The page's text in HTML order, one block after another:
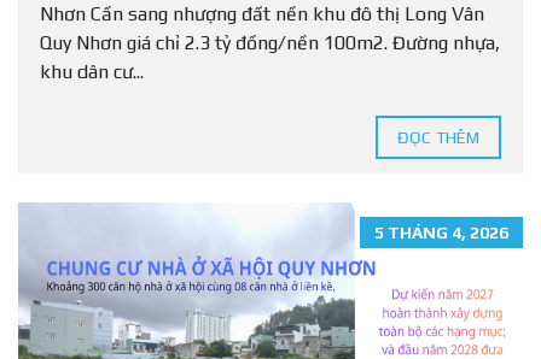
Nhơn Cần sang nhượng đất nền khu đô thị Long Vân
Quy Nhơn giá chỉ 2.3 tỷ đồng/nền 100m2. Đường nhựa,
khu dân cư...
ĐỌC THÊM
5 THÁNG 4, 2026